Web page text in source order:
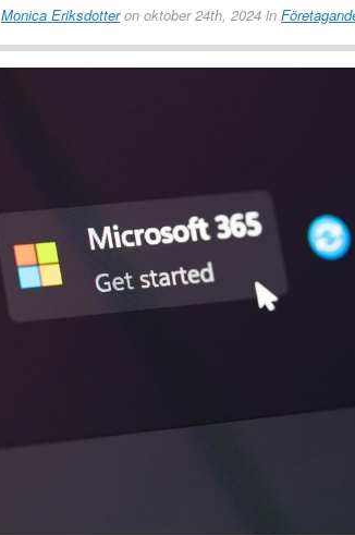
Monica Eriksdotteron oktober 24th, 2024 in